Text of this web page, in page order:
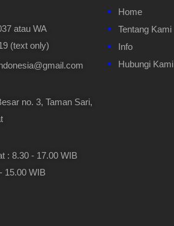
atau WA
(text only)
no. 3, Taman Sari,
: 8.30 - 17.00 WIB
15.00 WIB
Home
Tentang Kami
Info
Hubungi Kami